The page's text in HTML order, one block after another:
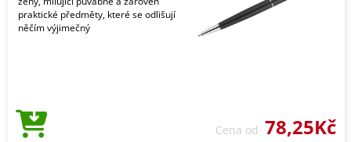
praktické předměty, které se odlišují
něčím výjimečný
Cena od 78,25Kč